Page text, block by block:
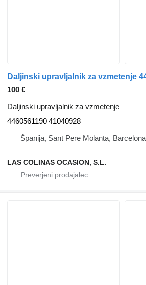
100 €
Daljinski upravljalnik za vzmetenje
4460561190 41040928
Španija, Sant Pere Molanta, Barcelona
LAS COLINAS OCASION, S.L.